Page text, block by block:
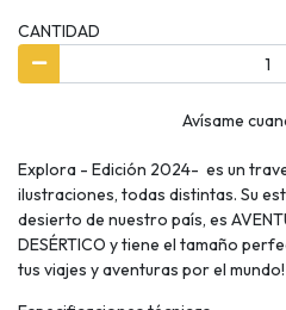
CANTIDAD
Avísame
Explora - Edición 2024- es un
ilustraciones, todas distintas. Su
desierto de nuestro país, es
DESÉRTICO y tiene el tamaño
tus viajes y aventuras por el mundo!